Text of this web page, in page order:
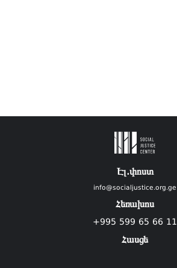
Էլ.փոստ
info@socialjustice.org.ge
Հեռախոս
+995 599 65 66 11
Հասցե